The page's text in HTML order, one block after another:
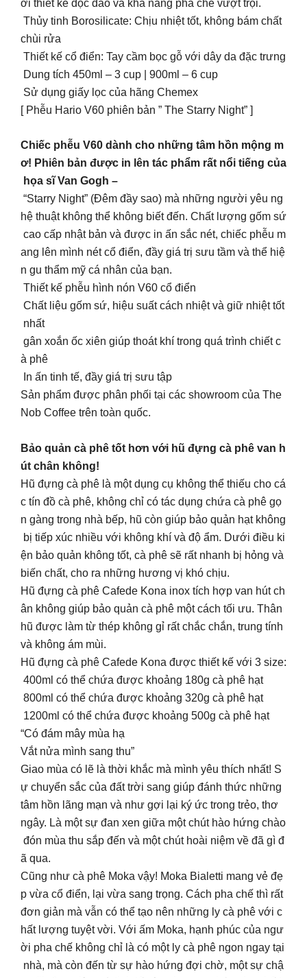
ới thiết kế độc đáo và khả năng pha chế vượt trội.
Thủy tinh Borosilicate: Chịu nhiệt tốt, không bám chất
chùi rửa
Thiết kế cổ điển: Tay cầm bọc gỗ với dây da đặc trưng
Dung tích 450ml – 3 cup | 900ml – 6 cup
Sử dụng giấy lọc của hãng Chemex
[ Phễu Hario V60 phiên bản ” The Starry Night” ]
Chiếc phễu V60 dành cho những tâm hồn mộng m
ơ! Phiên bản được in lên tác phẩm rất nổi tiếng của
họa sĩ Van Gogh –
“Starry Night” (Đêm đầy sao) mà những người yêu ng
hệ thuật không thể không biết đến. Chất lượng gốm sứ
cao cấp nhật bản và được in ấn sắc nét, chiếc phễu m
ang lên mình nét cổ điển, đầy giá trị sưu tầm và thể hiệ
n gu thẩm mỹ cá nhân của bạn.
Thiết kế phễu hình nón V60 cổ điển
Chất liệu gốm sứ, hiệu suất cách nhiệt và giữ nhiệt tốt
nhất
gân xoắn ốc xiên giúp thoát khí trong quá trình chiết c
à phê
In ấn tinh tế, đầy giá trị sưu tập
Sản phẩm được phân phối tại các showroom của The
Nob Coffee trên toàn quốc.
Bảo quản cà phê tốt hơn với hũ đựng cà phê van h
út chân không!
Hũ đựng cà phê là một dụng cụ không thể thiếu cho cá
c tín đồ cà phê, không chỉ có tác dụng chứa cà phê gọ
n gàng trong nhà bếp, hũ còn giúp bảo quản hạt không
bị tiếp xúc nhiều với không khí và độ ẩm. Dưới điều ki
ện bảo quản không tốt, cà phê sẽ rất nhanh bị hỏng và
biến chất, cho ra những hương vị khó chịu.
Hũ đựng cà phê Cafede Kona inox tích hợp van hút ch
ân không giúp bảo quản cà phê một cách tối ưu. Thân
hũ được làm từ thép không gỉ rất chắc chắn, trung tính
và không ám mùi.
Hũ đựng cà phê Cafede Kona được thiết kế với 3 size:
400ml có thể chứa được khoảng 180g cà phê hạt
800ml có thể chứa được khoảng 320g cà phê hạt
1200ml có thể chứa được khoảng 500g cà phê hạt
“Có đám mây mùa hạ
Vắt nửa mình sang thu”
Giao mùa có lẽ là thời khắc mà mình yêu thích nhất! S
ự chuyển sắc của đất trời sang giúp đánh thức những
tâm hồn lãng mạn và như gợi lại ký ức trong trẻo, thơ
ngây. Là một sự đan xen giữa một chút hào hứng chào
đón mùa thu sắp đến và một chút hoài niệm về đã gì đ
ã qua.
Cũng như cà phê Moka vậy! Moka Bialetti mang vẻ đẹ
p vừa cổ điển, lại vừa sang trọng. Cách pha chế thì rất
đơn giản mà vẫn có thể tạo nên những ly cà phê với c
hất lượng tuyệt vời. Với ấm Moka, hạnh phúc của ngư
ời pha chế không chỉ là có một ly cà phê ngon ngay tại
nhà, mà còn đến từ sự hào hứng đợi chờ, một sự chậ